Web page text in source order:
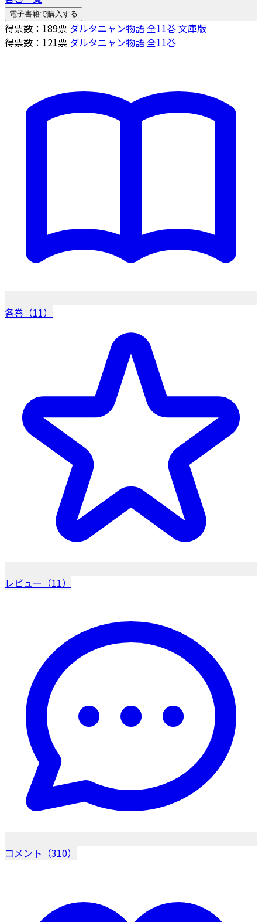
電子書籍で購入する
得票数： 189票 ダルタニャン物語 全11巻 文庫版
得票数： 121票 ダルタニャン物語 全11巻
各巻（11）
レビュー（11）
コメント（310）